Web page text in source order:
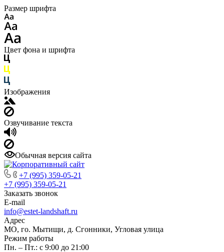
Размер шрифта
Цвет фона и шрифта
Изображения
Озвучивание текста
Обычная версия сайта
+7 (995) 359-05-21
+7 (995) 359-05-21
Заказать звонок
E-mail
info@estet-landshaft.ru
Адрес
МО, го. Мытищи, д. Сгонники, Угловая улица
Режим работы
Пн. – Пт.: с 9:00 до 21:00